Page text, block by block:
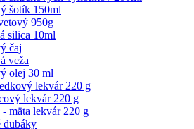
šotík 150ml
950g
silica 10ml
čaj
veža
olej 30 ml
lekvár 220 g
lekvár 220 g
mäta lekvár 220 g
dubáky